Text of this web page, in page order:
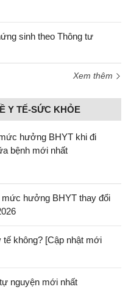
sinh theo Thông tư
Xem thêm
Y TẾ-SỨC KHỎE
hưởng BHYT khi đi
bệnh mới nhất
mức hưởng BHYT thay đổi
không? [Cập nhật mới
nguyện mới nhất